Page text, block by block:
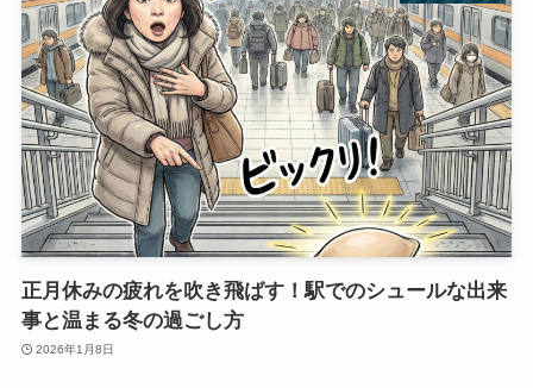
正月休みの疲れを吹き飛ばす！駅でのシュールな出来
事と温まる冬の過ごし方
2026年1月8日